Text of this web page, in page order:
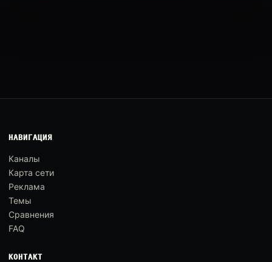
НАВИГАЦИЯ
Каналы
Карта сети
Реклама
Темы
Сравнения
FAQ
КОНТАКТ